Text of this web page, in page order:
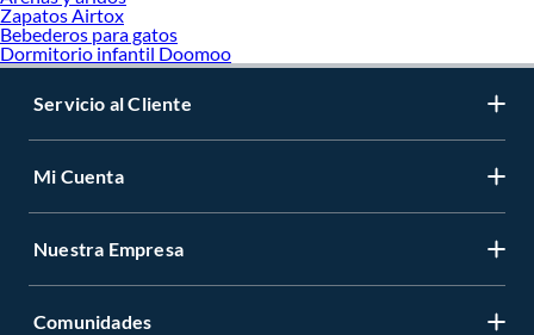
Zapatos Airtox
Bebederos para gatos
Dormitorio infantil Doomoo
Servicio al Cliente
Mi Cuenta
Nuestra Empresa
Comunidades